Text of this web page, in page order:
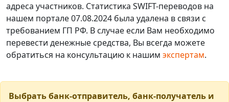
адреса участников. Статистика SWIFT-переводов на
нашем портале 07.08.2024 была удалена в связи с
требованием ГП РФ. В случае если Вам необходимо
перевести денежные средства, Вы всегда можете
обратиться на консультацию к нашим экспертам.
Выбрать банк-отправитель, банк-получатель и